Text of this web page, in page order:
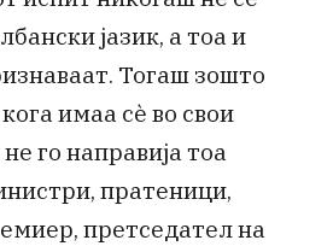
јазик, а тоа и
Тогаш зошто
имаа сè во свои
го направија тоа
пратеници,
претседател на